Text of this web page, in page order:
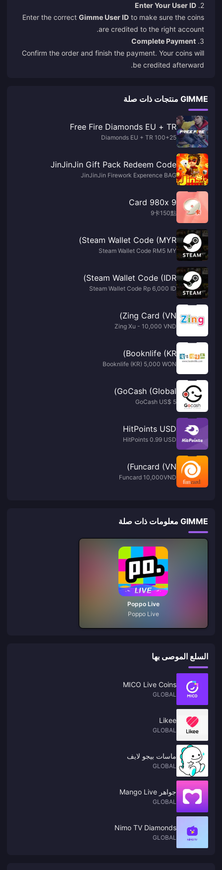
2.
Enter Your User ID
Enter the correct Gimme User ID to make sure the coins
are credited to the right account.
3.
Complete Payment
Confirm the order and finish the payment. Your coins will
be credited afterward.
GIMME منتجات ذات صلة
Free Fire Diamonds EU + TR
100+25 Diamonds EU + TR
JinJinJin Gift Pack Redeem Code
JinJinJin Firework Experence BAG
9 Card 980x
9卡150點
Steam Wallet Code (MYR)
Steam Wallet Code RM5 MY
Steam Wallet Code (IDR)
Steam Wallet Code Rp 6,000 ID
Zing Card (VN)
Zing Xu - 10,000 VND
Booknlife (KR)
Booknlife (KR) 5,000 WON
GoCash (Global)
GoCash US$ 5
HitPoints USD
HitPoints 0.99 USD
Funcard (VN)
Funcard 10,000VND
GIMME معلومات ذات صلة
Poppo Live
Poppo Live
السلع الموصى بها
MICO Live Coins
GLOBAL
Likee
GLOBAL
ماسات بيجو لايف
GLOBAL
جواهر Mango Live
GLOBAL
Nimo TV Diamonds
GLOBAL